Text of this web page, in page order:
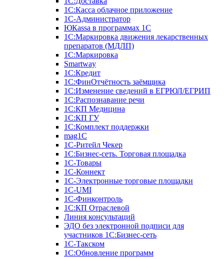
1С:Касса облачное приложение
1С-Администратор
ЮКаssа в программах 1С
1С:Маркировка движения лекарственных
препаратов (МДЛП)
1С:Маркировка
Smartway
1С:Кредит
1С:ФинОтчётность заёмщика
1С:Изменение сведений в ЕГРЮЛ/ЕГРИП
1С:Распознавание речи
1С:КП Медицина
1С:КП ГУ
1С:Комплект поддержки
mag1C
1С-Ритейл Чекер
1С:Бизнес-сеть. Торговая площадка
1С-Товары
1С-Коннект
1С-Электронные торговые площадки
1C-UMI
1С-Финконтроль
1С:КП Отраслевой
Линия консультаций
ЭДО без электронной подписи для
участников 1С:Бизнес-сеть
1С-Такском
1С:Обновление программ